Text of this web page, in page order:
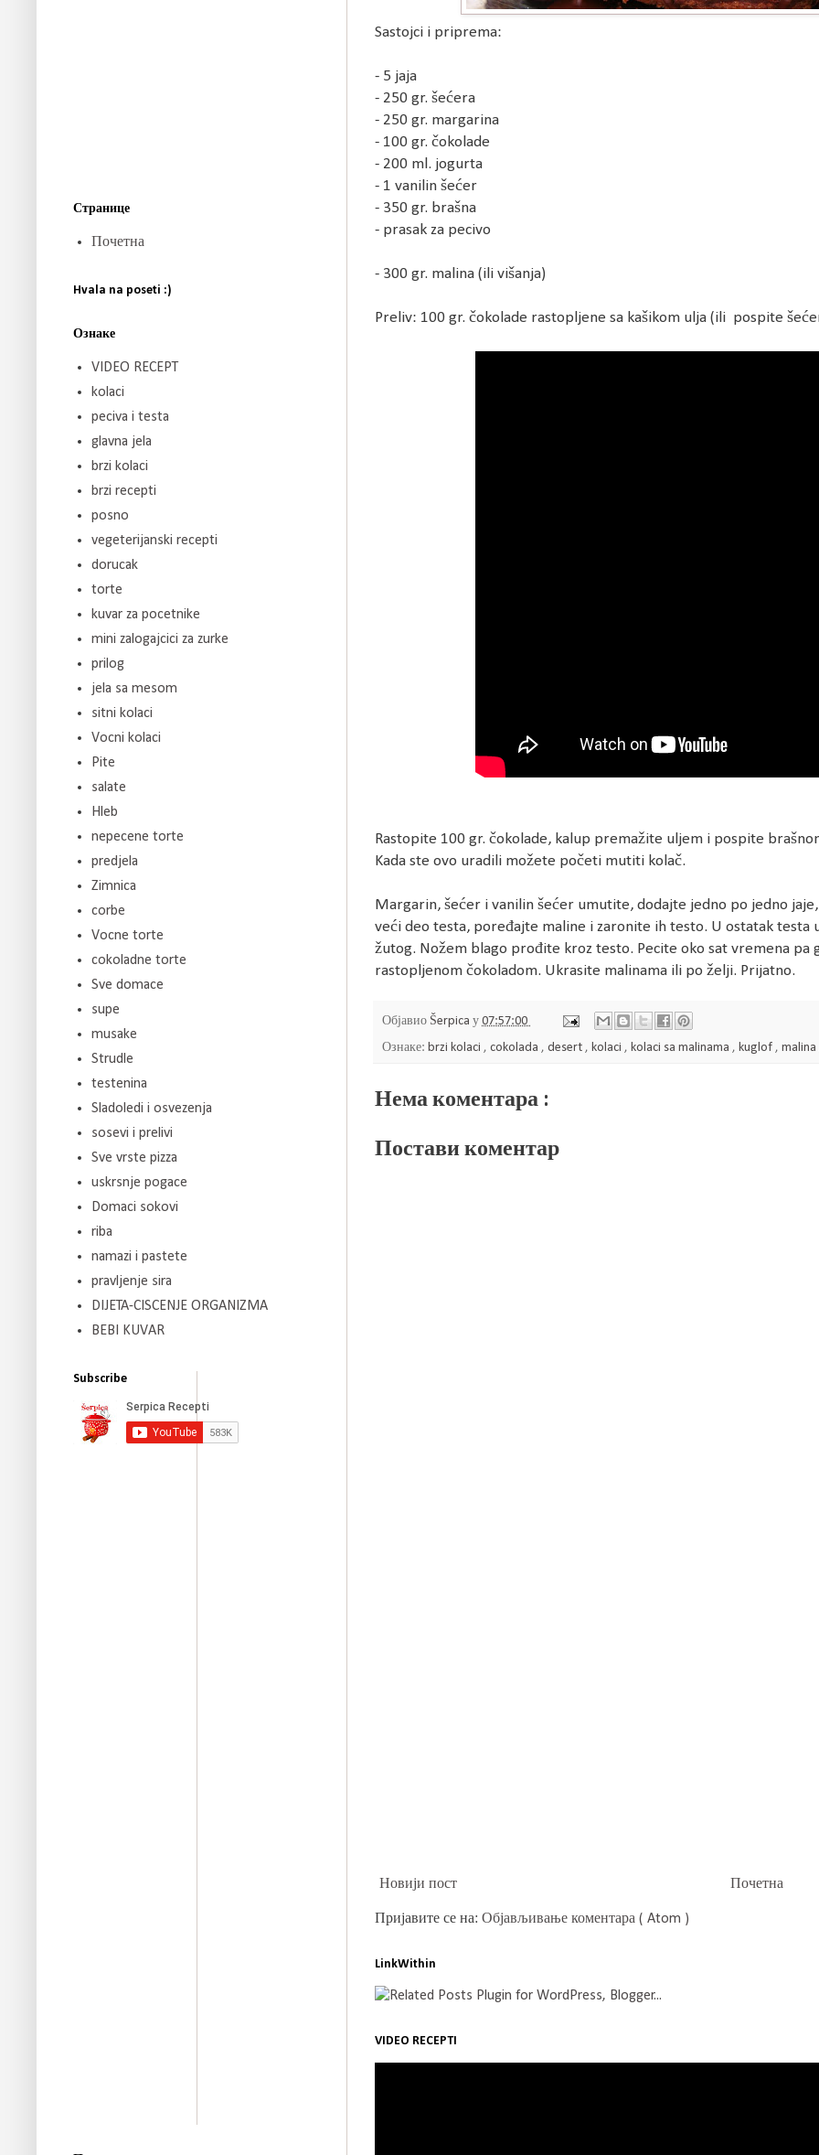
Sastojci i priprema:
- 5 jaja
- 250 gr. šećera
- 250 gr. margarina
- 100 gr. čokolade
- 200 ml. jogurta
- 1 vanilin šećer
- 350 gr. brašna
- prasak za pecivo
- 300 gr. malina (ili višanja)
Preliv: 100 gr. čokolade rastopljene sa kašikom ulja (ili pospite
Rastopite 100 gr. čokolade, kalup premažite uljem i pospite
Kada ste ovo uradili možete početi mutiti kolač.
Margarin, šećer i vanilin šećer umutite, dodajte jedno po jedno
veći deo testa, poređajte maline i zaronite ih testo. U ostatak
žutog. Nožem blago prođite kroz testo. Pecite oko sat vremena pa
rastopljenom čokoladom. Ukrasite malinama ili po želji. Prijatno.
Објавио Šerpica у 07:57:00
Ознаке: brzi kolaci , cokolada , desert , kolaci , kolaci sa malinama , kuglof , malina
Нема коментара :
Постави коментар
Новији пост Почетна
Пријавите се на: Објављивање коментара ( Atom )
LinkWithin
VIDEO RECEPTI
Странице
Почетна
Hvala na poseti :)
Ознаке
VIDEO RECEPT
kolaci
peciva i testa
glavna jela
brzi kolaci
brzi recepti
posno
vegeterijanski recepti
dorucak
torte
kuvar za pocetnike
mini zalogajcici za zurke
prilog
jela sa mesom
sitni kolaci
Vocni kolaci
Pite
salate
Hleb
nepecene torte
predjela
Zimnica
corbe
Vocne torte
cokoladne torte
Sve domace
supe
musake
Strudle
testenina
Sladoledi i osvezenja
sosevi i prelivi
Sve vrste pizza
uskrsnje pogace
Domaci sokovi
riba
namazi i pastete
pravljenje sira
DIJETA-CISCENJE ORGANIZMA
BEBI KUVAR
Subscribe